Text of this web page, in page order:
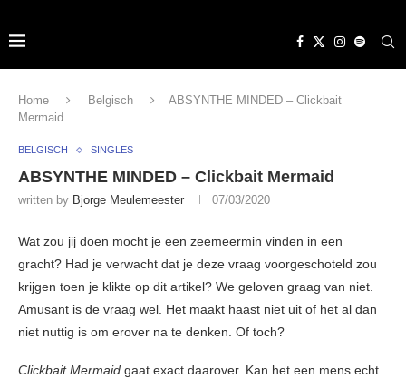
Home Belgisch
ABSYNTHE MINDED – Clickbait
Mermaid
BELGISCH SINGLES
ABSYNTHE MINDED – Clickbait Mermaid
written by Bjorge Meulemeester 07/03/2020
Wat zou jij doen mocht je een zeemeermin vinden in een
gracht? Had je verwacht dat je deze vraag voorgeschoteld zou
krijgen toen je klikte op dit artikel? We geloven graag van niet.
Amusant is de vraag wel. Het maakt haast niet uit of het al dan
niet nuttig is om erover na te denken. Of toch?
Clickbait Mermaid gaat exact daarover. Kan het een mens echt